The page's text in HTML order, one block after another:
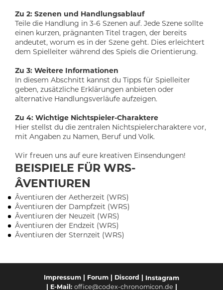
Zu 2: Szenen und Handlungsablauf
Teile die Handlung in 3-6 Szenen auf. Jede Szene sollte
einen kurzen, prägnanten Titel tragen, der bereits
andeutet, worum es in der Szene geht. Dies erleichtert
dem Spielleiter während des Spiels die Orientierung.
Zu 3: Weitere Informationen
In diesem Abschnitt kannst du Tipps für Spielleiter
geben, zusätzliche Erklärungen anbieten oder
alternative Handlungsverläufe aufzeigen.
Zu 4: Wichtige Nichtspieler-Charaktere
Hier stellst du die zentralen Nichtspielercharaktere vor,
mit Angaben zu Namen, Beruf und Volk.
Wir freuen uns auf eure kreativen Einsendungen!
BEISPIELE FÜR WRS-
ÂVENTIUREN
Âventiuren der Aetherzeit (WRS)
Âventiuren der Dampfzeit (WRS)
Âventiuren der Neuzeit (WRS)
Âventiuren der Endzeit (WRS)
Âventiuren der Sternzeit (WRS)
Impressum Forum Discord
Instagram
| E-Mail: office@codex-chronomicon.de